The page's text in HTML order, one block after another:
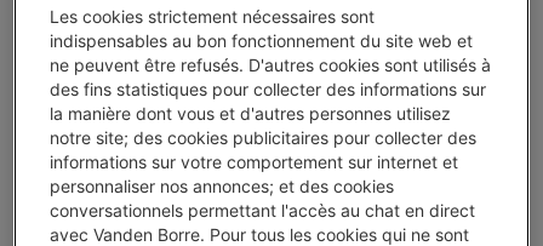
€ 629,00
Ou 24 mensualités de € 27,96 -Plus d'infos
Taux débiteur 6,24%, Coût du crédit € 42,04
J'achète
Comparer
Les cookies strictement nécessaires sont
indispensables au bon fonctionnement du site web et
ne peuvent être refusés. D'autres cookies sont utilisés à
des fins statistiques pour collecter des informations sur
la manière dont vous et d'autres personnes utilisez
notre site; des cookies publicitaires pour collecter des
informations sur votre comportement sur internet et
personnaliser nos annonces; et des cookies
conversationnels permettant l'accès au chat en direct
avec Vanden Borre. Pour tous les cookies qui ne sont